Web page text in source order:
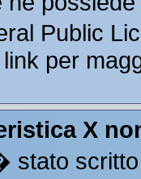
Public
per
X
stato